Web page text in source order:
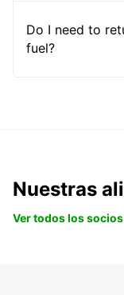
Do I need to
fuel?
Nuestras
Ver todos los socios